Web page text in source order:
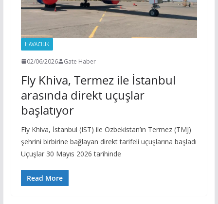
HAVACILIK
02/06/2026 Gate Haber
Fly Khiva, Termez ile İstanbul
arasında direkt uçuşlar
başlatıyor
Fly Khiva, İstanbul (IST) ile Özbekistan’ın Termez (TMJ)
şehrini birbirine bağlayan direkt tarifeli uçuşlarına başladı
Uçuşlar 30 Mayıs 2026 tarihinde
Read More